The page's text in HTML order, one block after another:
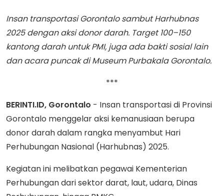
Insan transportasi Gorontalo sambut Harhubnas
2025 dengan aksi donor darah. Target 100–150
kantong darah untuk PMI, juga ada bakti sosial lain
dan acara puncak di Museum Purbakala Gorontalo.
***
BERINTI.ID, Gorontalo - Insan transportasi di Provinsi
Gorontalo menggelar aksi kemanusiaan berupa
donor darah dalam rangka menyambut Hari
Perhubungan Nasional (Harhubnas) 2025.
Kegiatan ini melibatkan pegawai Kementerian
Perhubungan dari sektor darat, laut, udara, Dinas